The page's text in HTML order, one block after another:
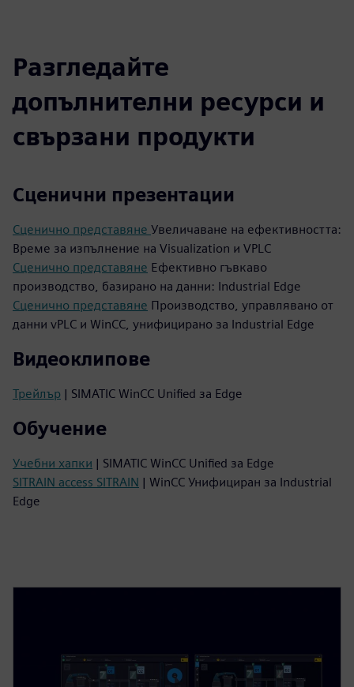
Разгледайте
допълнителни ресурси и
свързани продукти
Сценични презентации
Сценично представяне Увеличаване на ефективността:
Време за изпълнение на Visualization и VPLC
Сценично представяне Ефективно гъвкаво
производство, базирано на данни: Industrial Edge
Сценично представяне Производство, управлявано от
данни vPLC и WinCC, унифицирано за Industrial Edge
Видеоклипове
Трейлър | SIMATIC WinCC Unified за Edge
Обучение
Учебни хапки | SIMATIC WinCC Unified за Edge
SITRAIN access SITRAIN | WinCC Унифициран за Industrial
Edge